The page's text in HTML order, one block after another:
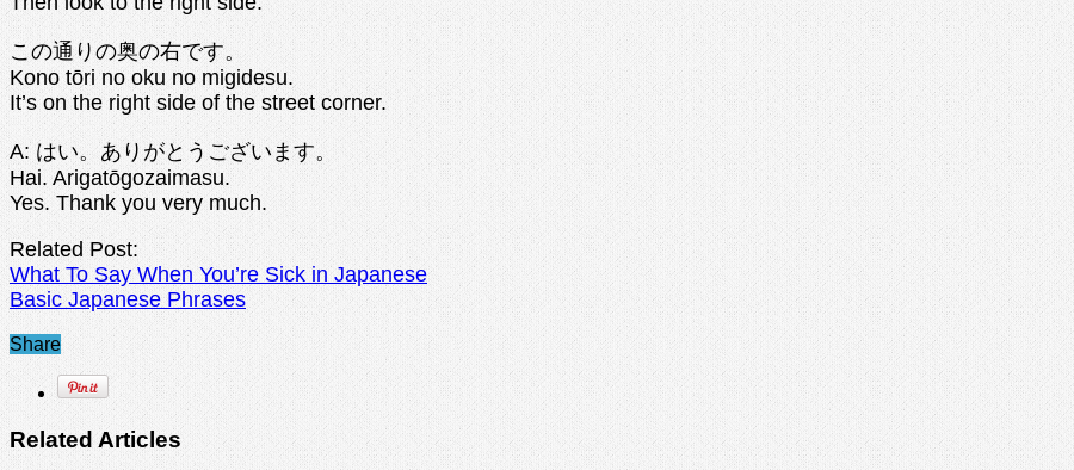
この通りの奥の右です。
Kono tōri no oku no migidesu.
It’s on the right side of the street corner.
A: はい。ありがとうございます。
Hai. Arigatōgozaimasu.
Yes. Thank you very much.
Related Post:
What To Say When You’re Sick in Japanese
Basic Japanese Phrases
Share
Related Articles